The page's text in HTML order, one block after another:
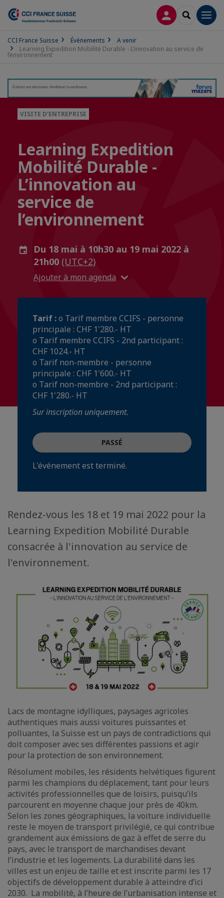
CONNEXION
CCI France Suisse Événements
A venir
Learning Expedition Mobilité Durable - L’innovation au service de
l’environnement
VISITE D’ENTREPRISE
Learning Expedition
Mobilité Durable -
L’innovation au
service de
l’environnement
Du 18 mai à 10h30 au 19 mai 2022 à
21h00 (UTC+2)
Ajouter à mon agenda
Tarif :o Tarif membre CCIFS - personne
principale : CHF 1'280.- HT
o Tarif membre CCIFS - 2nd participant :
CHF 1024.- HT
o Tarif non-membre - personne
principale : CHF 1'600.- HT
o Tarif non-membre - 2nd participant :
CHF 1'280.- HT
Sur inscription uniquement.
PASSÉ
L'événement est terminé.
Rendez-vous les 18 et 19 mai 2022 pour la
Learning Expedition Mobilité Durable
consacrée à l'innovation au service de
l'environnement.
Lacs de montagne idylliques, paysages agricoles
authentiques mais aussi voitures puissantes et
polluantes, la Suisse est un pays de contradictions qui
doit composer avec ses différentes passions et agir
pour la protection de son environnement.
Résolument mobiles, les résidents helvétiques figurent
parmi les champions du déplacement, tant pour leurs
activités professionnelles que de loisirs, puisqu’ils
parcourent en moyenne chaque jour près de 40km.
Selon les zones géographiques, la voiture individuelle
reste le moyen de transport privilégié, ce qui contribue
grandement aux émissions de gaz à effet de serre du
pays, avec le transport de marchandises devant
l’industrie et les logements. La durabilité dans les
villes est un enjeu de taille et est inscrite parmi les 17
objectifs de développement durable à atteindre d’ici
2030. La mobilité, à l’heure de l’urbanisation intense et